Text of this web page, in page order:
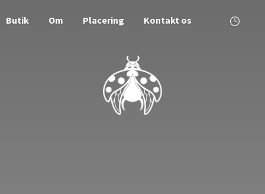
Butik Om Placering Kontakt os